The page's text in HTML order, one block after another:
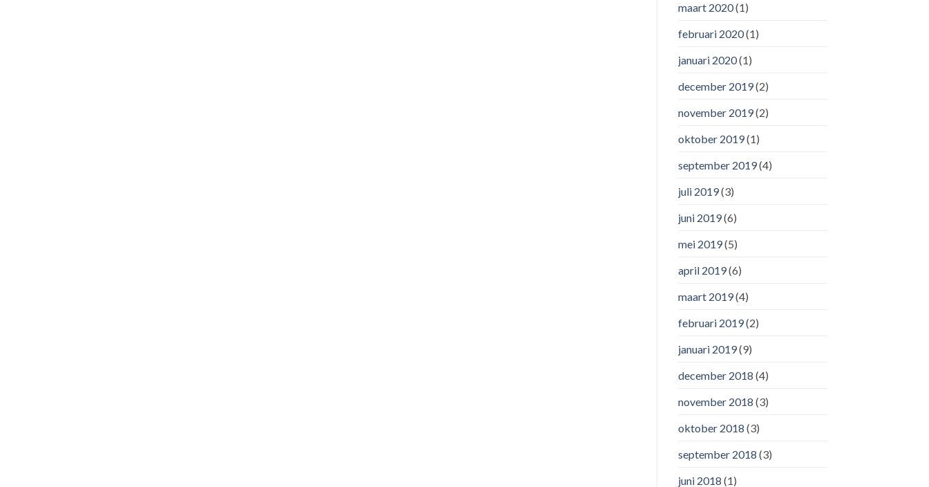
maart 2020(1)
februari 2020(1)
januari 2020(1)
december 2019(2)
november 2019(2)
oktober 2019(1)
september 2019(4)
juli 2019(3)
juni 2019(6)
mei 2019(5)
april 2019(6)
maart 2019(4)
februari 2019(2)
januari 2019(9)
december 2018 (4)
november 2018 (3)
oktober 2018 (3)
september 2018 (3)
juni 2018 (1)